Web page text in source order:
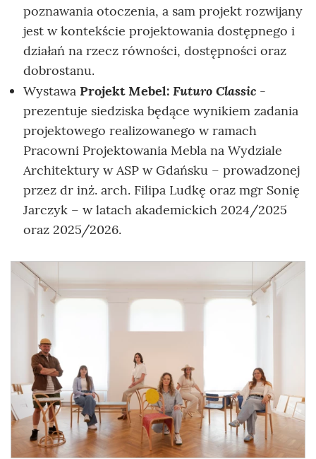
poznawania otoczenia, a sam projekt rozwijany
jest w kontekście projektowania dostępnego i
działań na rzecz równości, dostępności oraz
dobrostanu.
Wystawa Projekt Mebel: Futuro Classic -
prezentuje siedziska będące wynikiem zadania
projektowego realizowanego w ramach
Pracowni Projektowania Mebla na Wydziale
Architektury w ASP w Gdańsku – prowadzonej
przez dr inż. arch. Filipa Ludkę oraz mgr Sonię
Jarczyk – w latach akademickich 2024/2025
oraz 2025/2026.